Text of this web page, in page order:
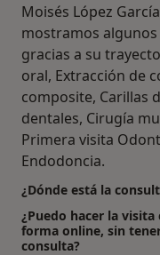
Moisés López
mostramos
gracias a su
oral, Extracción de
composite, Carillas
dentales, Cirugía
Primera visita
Endodoncia.
¿Dónde está la
¿Puedo hacer la visita
forma online, sin
consulta?